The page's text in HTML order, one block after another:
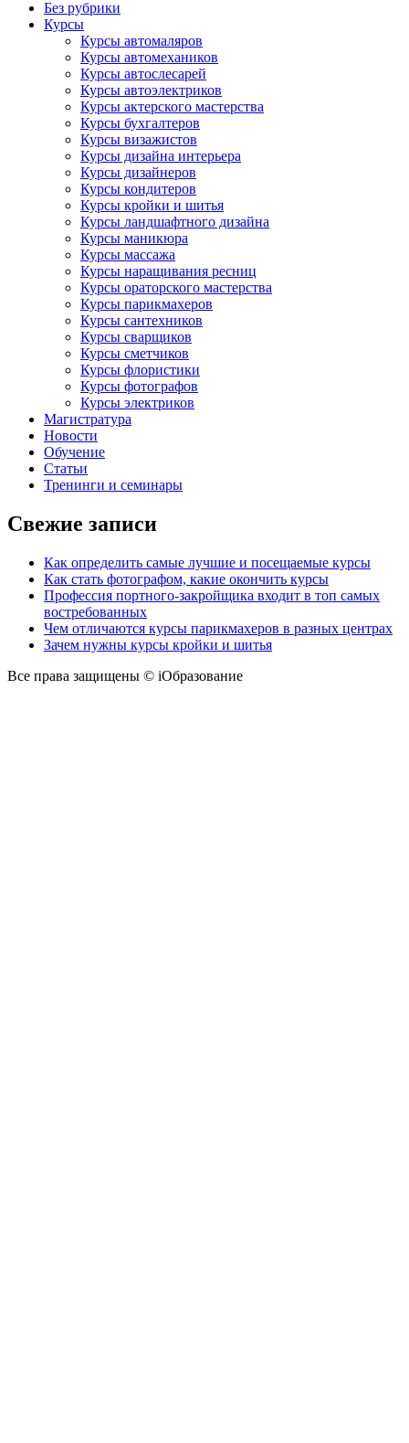
Без рубрики
Курсы
Курсы автомаляров
Курсы автомехаников
Курсы автослесарей
Курсы автоэлектриков
Курсы актерского мастерства
Курсы бухгалтеров
Курсы визажистов
Курсы дизайна интерьера
Курсы дизайнеров
Курсы кондитеров
Курсы кройки и шитья
Курсы ландшафтного дизайна
Курсы маникюра
Курсы массажа
Курсы наращивания ресниц
Курсы ораторского мастерства
Курсы парикмахеров
Курсы сантехников
Курсы сварщиков
Курсы сметчиков
Курсы флористики
Курсы фотографов
Курсы электриков
Магистратура
Новости
Обучение
Статьи
Тренинги и семинары
Свежие записи
Как определить самые лучшие и посещаемые курсы
Как стать фотографом, какие окончить курсы
Профессия портного-закройщика входит в топ самых
востребованных
Чем отличаются курсы парикмахеров в разных центрах
Зачем нужны курсы кройки и шитья
Все права защищены © iОбразование